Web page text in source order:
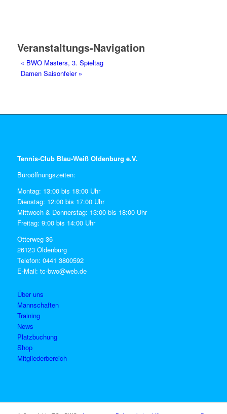
Veranstaltungs-Navigation
« BWO Masters, 3. Spieltag
Damen Saisonfeier »
Tennis-Club Blau-Weiß Oldenburg e.V.
Büroöffnungszeiten:
Montag: 13:00 bis 18:00 Uhr
Dienstag: 12:00 bis 17:00 Uhr
Mittwoch & Donnerstag: 13:00 bis 18:00 Uhr
Freitag: 9:00 bis 14:00 Uhr
Otterweg 36
26123 Oldenburg
Telefon: 0441 3800592
E-Mail: tc-bwo@web.de
Über uns
Mannschaften
Training
News
Platzbuchung
Shop
Mitgliederbereich